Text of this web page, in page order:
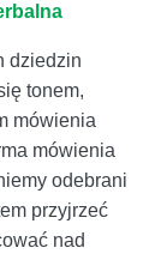
dziedzin
tonem,
mówienia
mówienia
odebrani
przyjrzeć
nad